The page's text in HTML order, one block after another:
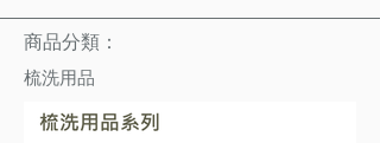
商品分類：
梳洗用品